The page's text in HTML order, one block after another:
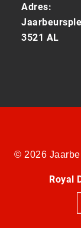
Adres:
3521 AL
© 2026
Royal